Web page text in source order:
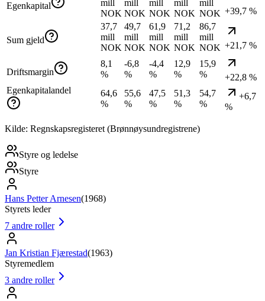
Egenkapital
mill
NOK
mill
NOK
mill
NOK
mill
NOK
mill
NOK +39,7 %
Sum gjeld
37,7
mill
NOK
49,7
mill
NOK
61,9
mill
NOK
71,2
mill
NOK
86,7
mill
NOK +21,7 %
Driftsmargin
8,1
%
-6,8
%
-4,4
%
12,9
%
15,9
%
+22,8 %
Egenkapitalandel
64,6
%
55,6
%
47,5
%
51,3
%
54,7
%
+6,7
%
Kilde: Regnskapsregisteret (Brønnøysundregistrene)
Styre og ledelse
Styre
Hans Petter Arnesen(1968)
Styrets leder
7 andre roller
Jan Kristian Fjærestad(1963)
Styremedlem
3 andre roller